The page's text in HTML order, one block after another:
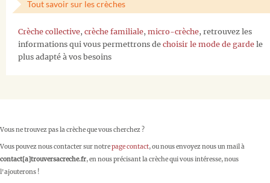
Tout savoir sur les crèches
Crèche collective, crèche familiale, micro-crèche, retrouvez les
informations qui vous permettrons de choisir le mode de garde le
plus adapté à vos besoins
Vous ne trouvez pas la crèche que vous cherchez ?
Vous pouvez nous contacter sur notrepage contact, ou nous envoyez nous un mail à
contact[a]trouversacreche.fr, en nous précisant la crèche qui vous intéresse, nous
l'ajouterons !